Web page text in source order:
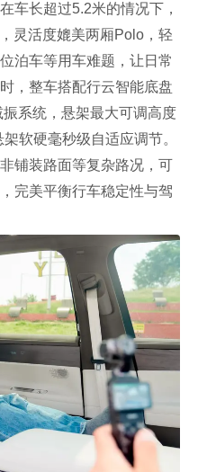
车长超过5.2米的情况下，
灵活度媲美两厢Polo，轻
泊车等用车难题，让日常
，整车搭配行云智能底盘
系统，悬架最大可调高度
软硬毫秒级自适应调节。
铺装路面等复杂路况，可
完美平衡行车稳定性与驾